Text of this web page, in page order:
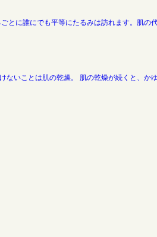
とに誰にでも平等にたるみは訪れます。肌の
いことは肌の乾燥。 肌の乾燥が続くと、か